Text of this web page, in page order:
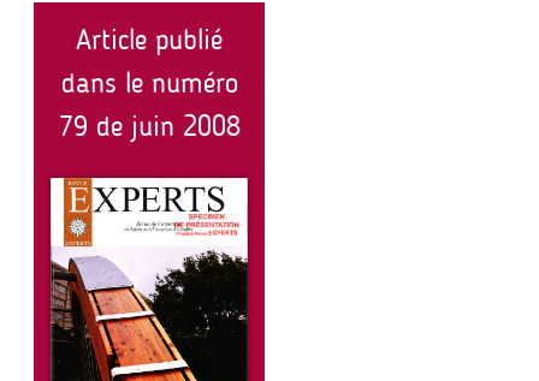
Article publié
dans le numéro
79 de juin 2008